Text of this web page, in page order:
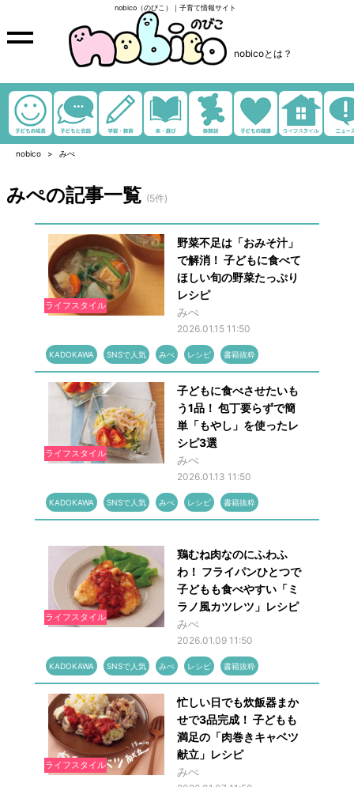
nobico（のびこ）｜子育て情報サイト
nobicoとは？
nobico みぺ
みぺの記事一覧 (5件)
ライフスタイル
野菜不足は「おみそ汁」
で解消！ 子どもに食べて
ほしい旬の野菜たっぷり
レシピ
みぺ
2026.01.15 11:50
KADOKAWA SNSで人気 みぺ レシピ 書籍抜粋
ライフスタイル
子どもに食べさせたいも
う1品！ 包丁要らずで簡
単「もやし」を使ったレ
シピ3選
みぺ
2026.01.13 11:50
KADOKAWA SNSで人気 みぺ レシピ 書籍抜粋
ライフスタイル
鶏むね肉なのにふわふ
わ！ フライパンひとつで
子どもも食べやすい「ミ
ラノ風カツレツ」レシピ
みぺ
2026.01.09 11:50
KADOKAWA SNSで人気 みぺ レシピ 書籍抜粋
ライフスタイル
忙しい日でも炊飯器まか
せで3品完成！ 子どもも
満足の「肉巻きキャベツ
献立」レシピ
みぺ